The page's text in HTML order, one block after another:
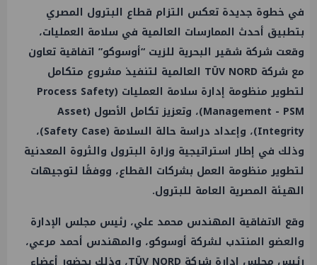
في خطوة جديدة تعكس التزام قطاع البترول المصري
بتطبيق أحدث الممارسات العالمية في سلامة العمليات،
وقعت شركة شقير البحرية للزيت “أوسوكو” اتفاقية تعاون
مع شركة TÜV NORD العالمية لتنفيذ مشروع متكامل
لتطوير منظومة إدارة سلامة العمليات (Process Safety
Management - PSM)، وتعزيز تكامل الأصول (Asset
Integrity)، وإعداد دراسة حالة السلامة (Safety Case)،
وذلك في إطار استراتيجية وزارة البترول والثروة المعدنية
لتطوير منظومة العمل بشركات القطاع، ووفقًا لتوجيهات
الهيئة المصرية العامة للبترول.
وقع الاتفاقية المهندس محمد علي، رئيس مجلس الإدارة
والعضو المنتدب لشركة أوسوكو، والمهندس أحمد مرعي،